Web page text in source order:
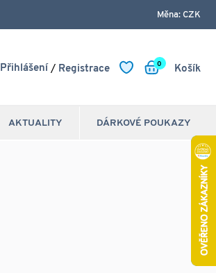
Měna: CZK
Přihlášení / Registrace Košík
0
DÁRKOVÉ POUKAZY
AKTUALITY